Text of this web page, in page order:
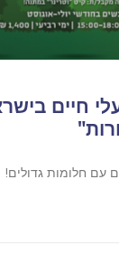
חיים
עם חלומות גדולים!